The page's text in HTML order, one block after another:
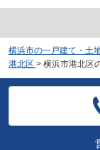
横浜市の一戸建て・土
港北区 > 横浜市港北区